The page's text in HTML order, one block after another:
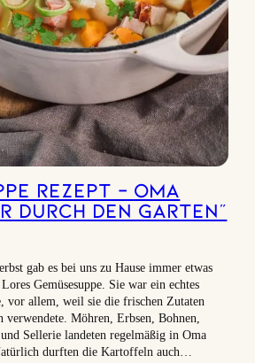
Rezept – Oma
durch den Garten“
gab es bei uns zu Hause immer etwas
Gemüsesuppe. Sie war ein echtes
vor allem, weil sie die frischen Zutaten
Möhren, Erbsen, Bohnen,
Sellerie landeten regelmäßig in Oma
durften die Kartoffeln auch…